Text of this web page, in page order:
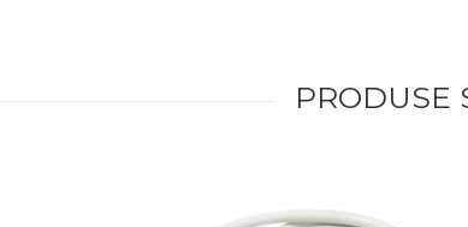
PRODUSE